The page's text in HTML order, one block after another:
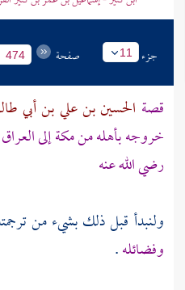
جزء 11 صفحة 474
قصة الحسين بن علي بن أبي
خروجه بأهله منمكةإلىالعراق
رضي الله عنه
ولنبدأ قبل ذلك بشيء من
وفضائله.